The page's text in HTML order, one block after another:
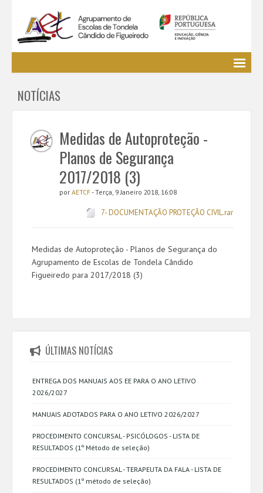
EE / Alunos
Cursos Profissionais
Bibliotecas
Media AETCF
Legislação
NOTÍCIAS
Medidas de Autoproteção -
Planos de Segurança
2017/2018 (3)
por AETCF- Terça, 9 Janeiro 2018, 16:08
7- DOCUMENTAÇÃO PROTEÇÃO CIVIL.rar
Medidas de Autoproteção - Planos de Segurança do
Agrupamento de Escolas de Tondela Cândido
Figueiredo para 2017/2018 (3)
ÚLTIMAS NOTÍCIAS
ENTREGA DOS MANUAIS AOS EE PARA O ANO LETIVO
2026/2027
MANUAIS ADOTADOS PARA O ANO LETIVO 2026/2027
PROCEDIMENTO CONCURSAL - PSICÓLOGOS - LISTA DE
RESULTADOS (1º Método de seleção)
PROCEDIMENTO CONCURSAL - TERAPEUTA DA FALA - LISTA DE
RESULTADOS (1º método de seleção)